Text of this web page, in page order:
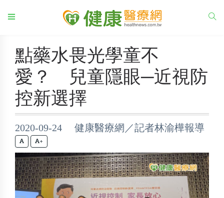
點藥水畏光學童不
愛？ 兒童隱眼─近視防
控新選擇
2020-09-24 健康醫療網／記者林渝樺報導
+